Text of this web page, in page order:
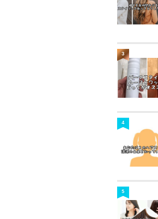
3
4
5